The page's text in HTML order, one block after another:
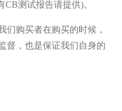
测试报告请提供)。
购买者在购买的时候，
督，也是保证我们自身的